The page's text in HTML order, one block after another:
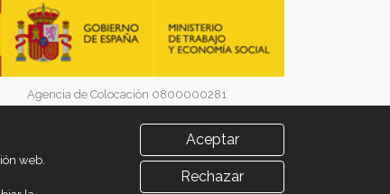
Agencia de Colocación 0800000281
web.
Aceptar
Rechazar